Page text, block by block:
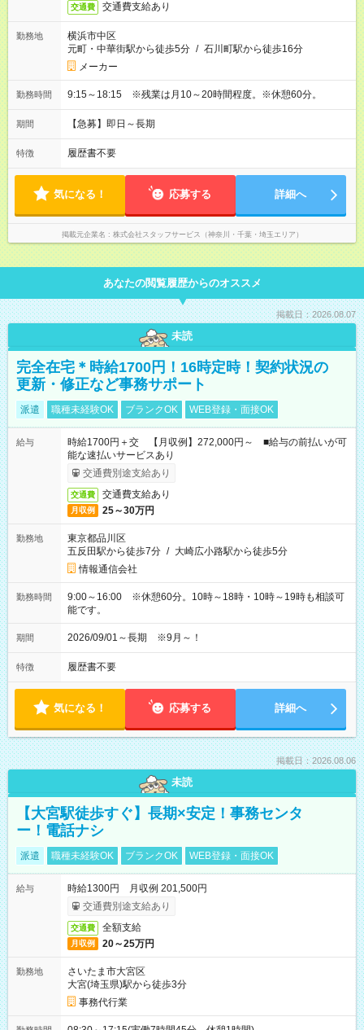
交通費 交通費支給あり
勤務地
横浜市中区
元町・中華街駅から徒歩5分 / 石川町駅から徒歩16分
メーカー
勤務時間 9:15～18:15 ※残業は月10～20時間程度。※休憩60分。
期間 【急募】即日～長期
特徴 履歴書不要
気になる！ 応募する 詳細へ
掲載元企業名 株式会社スタッフサービス（神奈川・千葉・埼玉エリア）
あなたの閲覧履歴からのオススメ
掲載日：2026.08.07
未読
完全在宅＊時給1700円！16時定時！契約状況の
更新・修正など事務サポート
派遣 職種未経験OK ブランクOK WEB登録・面接OK
給与
時給1700円＋交 【月収例】272,000円～ ■給与の前払いが可
能な速払いサービスあり
交通費別途支給あり
交通費 交通費支給あり
月収例 25～30万円
勤務地
東京都品川区
五反田駅から徒歩7分 / 大崎広小路駅から徒歩5分
情報通信会社
勤務時間
9:00～16:00 ※休憩60分。10時～18時・10時～19時も相談可
能です。
期間 2026/09/01～長期 ※9月～！
特徴 履歴書不要
気になる！ 応募する 詳細へ
掲載日：2026.08.06
未読
【大宮駅徒歩すぐ】長期×安定！事務センタ
ー！電話ナシ
派遣 職種未経験OK ブランクOK WEB登録・面接OK
給与
時給1300円 月収例 201,500円
交通費別途支給あり
交通費 全額支給
月収例 20～25万円
勤務地
さいたま市大宮区
大宮(埼玉県)駅から徒歩3分
事務代行業